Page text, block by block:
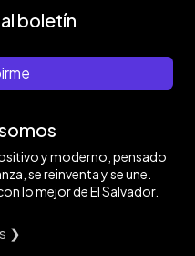
boletín
y moderno, pensado
se reinventa y se une.
lo mejor de El Salvador.
❯